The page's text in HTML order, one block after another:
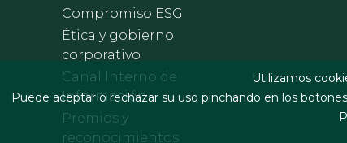
Compromiso ESG
Ética y gobierno
corporativo
Canal Interno de
Información
Premios y
reconocimientos
Utilizamos
Puede aceptar o rechazar su uso pinchando en los